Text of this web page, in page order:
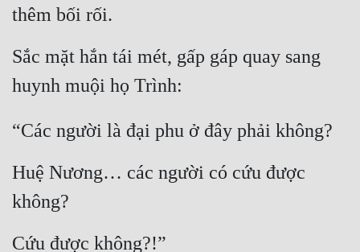
Đẹp Hiệp
Cơ Trí
Sát Phạt Quyết Đoán
Vô Sỉ
Điềm Đạm
thêm bối rối.
Sắc mặt hắn tái mét, gấp gáp quay sang
huynh muội họ Trình:
“Các người là đại phu ở đây phải không?
Huệ Nương… các người có cứu được
không?
Cứu được không?!”